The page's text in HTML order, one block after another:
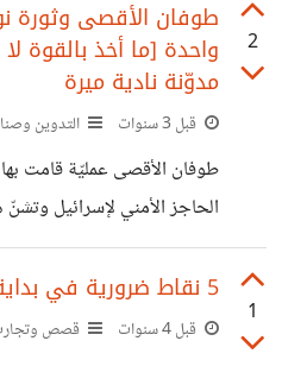
%a7%d8%b5/
%d8%ad%d8%a8-
%aa-
%a9-
2
طوفان الأقصى وثورة
واحدة [ما أخذ بالقوة
مدوّنة نادية ميرة
قبل 3 سنوات التدوين
طوفان الأقصى عمليّة قامت
الحاجز الأمني لإسرائيل
هذا الخبر الأبرز في كل
2023/11/
1
5 نقاط ضرورية في بداية طريقك إلى تطوير ذاتك
قبل 4 سنوات قصص